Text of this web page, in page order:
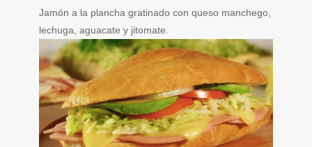
Jamón a la plancha gratinado con queso manchego,
lechuga, aguacate y jitomate.